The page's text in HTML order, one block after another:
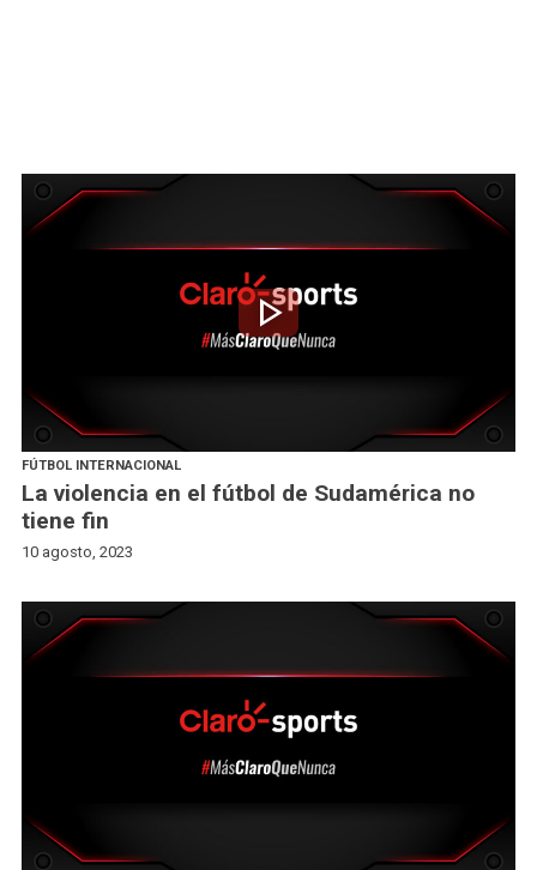
play_arrow
FÚTBOL INTERNACIONAL
La violencia en el fútbol de Sudamérica no
tiene fin
10 agosto, 2023